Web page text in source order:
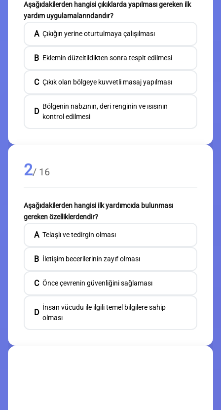
Aşağıdakilerden hangisi çıkıklarda yapılması gereken ilk
yardım uygulamalarındandır?
A Çıkığın yerine oturtulmaya çalışılması
B Eklemin düzeltildikten sonra tespit edilmesi
C Çıkık olan bölgeye kuvvetli masaj yapılması
D
Bölgenin nabzının, deri renginin ve ısısının
kontrol edilmesi
2/ 16
Aşağıdakilerden hangisi ilk yardımcıda bulunması
gereken özelliklerdendir?
A Telaşlı ve tedirgin olması
B İletişim becerilerinin zayıf olması
C Önce çevrenin güvenliğini sağlaması
D
İnsan vücudu ile ilgili temel bilgilere sahip
olması